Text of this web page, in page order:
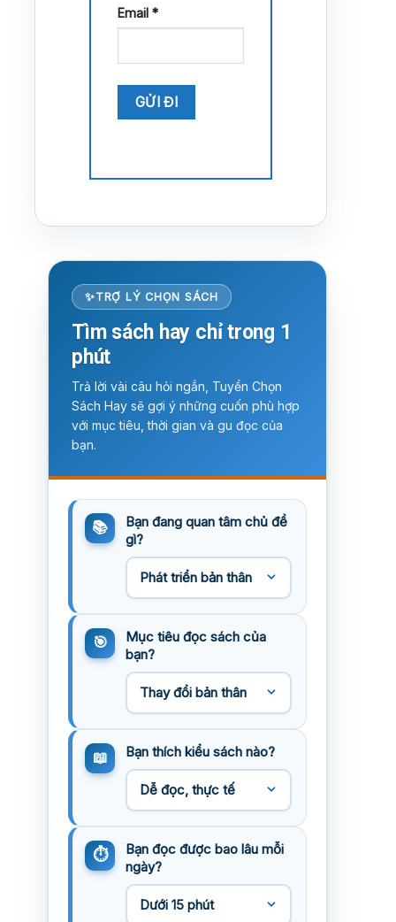
Email *
TRỢ LÝ CHỌN SÁCH
Tìm sách hay chỉ trong 1
phút
Trả lời vài câu hỏi ngắn, Tuyển Chọn
Sách Hay sẽ gợi ý những cuốn phù hợp
với mục tiêu, thời gian và gu đọc của
bạn.
Bạn đang quan tâm chủ đề
gì?
Mục tiêu đọc sách của
bạn?
Bạn thích kiểu sách nào?
Bạn đọc được bao lâu mỗi
ngày?